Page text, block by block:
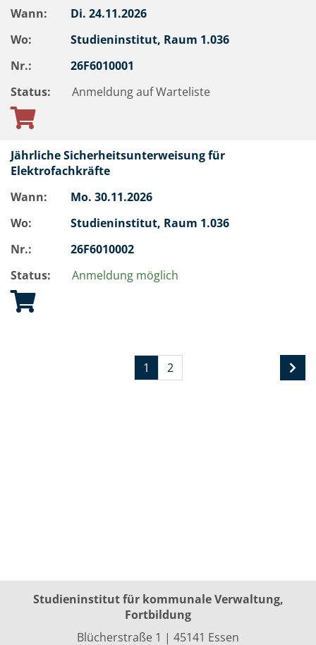
Wann:
Di. 24.11.2026
Wo:
Studieninstitut, Raum 1.036
Nr.:
26F6010001
Status:
Anmeldung auf Warteliste
Jährliche Sicherheitsunterweisung für
Elektrofachkräfte
Wann:
Mo. 30.11.2026
Wo:
Studieninstitut, Raum 1.036
Nr.:
26F6010002
Status:
Anmeldung möglich
1 2
Studieninstitut für kommunale Verwaltung,
Fortbildung
Blücherstraße 1 | 45141 Essen